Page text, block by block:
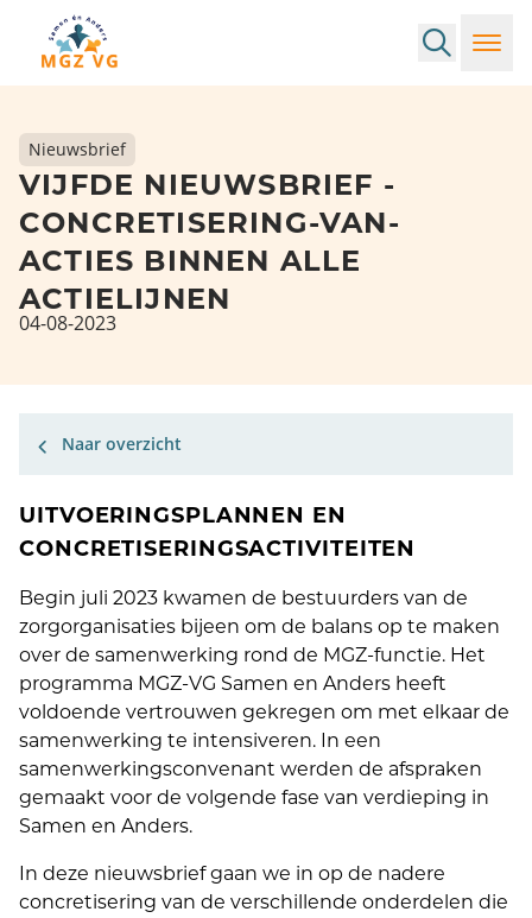
Search
Nieuwsbrief
VIJFDE NIEUWSBRIEF -
CONCRETISERING-VAN-
ACTIES BINNEN ALLE
ACTIELIJNEN
04-08-2023
Naar overzicht
UITVOERINGSPLANNEN EN
CONCRETISERINGSACTIVITEITEN
Begin juli 2023 kwamen de bestuurders van de
zorgorganisaties bijeen om de balans op te maken
over de samenwerking rond de MGZ-functie. Het
programma MGZ-VG Samen en Anders heeft
voldoende vertrouwen gekregen om met elkaar de
samenwerking te intensiveren. In een
samenwerkingsconvenant werden de afspraken
gemaakt voor de volgende fase van verdieping in
Samen en Anders.
In deze nieuwsbrief gaan we in op de nadere
concretisering van de verschillende onderdelen die